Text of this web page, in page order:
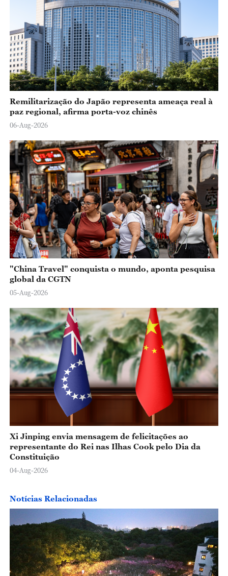
Remilitarização do Japão representa ameaça real à
paz regional, afirma porta-voz chinês
06-Aug-2026
"China Travel" conquista o mundo, aponta pesquisa
global da CGTN
05-Aug-2026
Xi Jinping envia mensagem de felicitações ao
representante do Rei nas Ilhas Cook pelo Dia da
Constituição
04-Aug-2026
Notícias Relacionadas